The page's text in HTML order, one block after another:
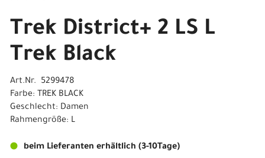
Trek District+ 2 LS L
Trek Black
Art.Nr. 5299478
Farbe: TREK BLACK
Geschlecht: Damen
Rahmengröße: L
beim Lieferanten erhältlich (3-10Tage)